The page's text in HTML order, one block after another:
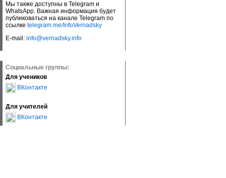
Мы также доступны в Telegram и
WhatsApp. Важная информация будет
публиковаться на канале Telegram по
ссылке telegram.me/InfoVernadsky
E-mail: info@vernadsky.info
Социальные группы:
Для учеников
ВКонтакте
Для учителей
ВКонтакте